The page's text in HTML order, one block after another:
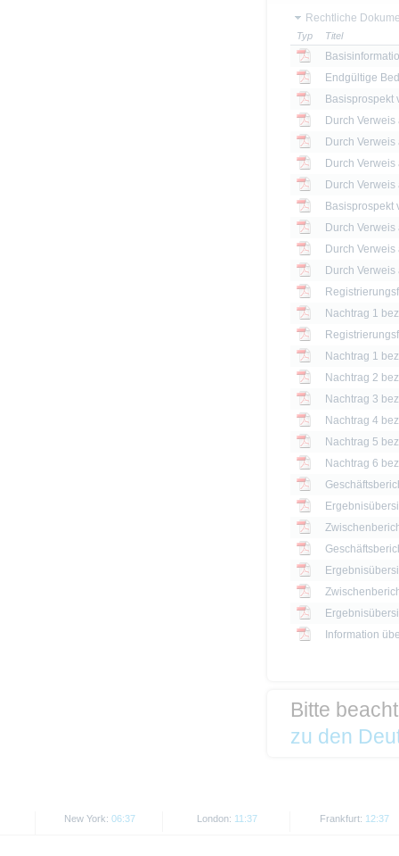
Rechtliche
Typ Titel
Endgültige
Basisprospekt
Basisprospekt
Nachtrag 1
Nachtrag 1
Nachtrag 2
Nachtrag 3
Nachtrag 4
Nachtrag 5
Nachtrag 6
Information
Bitte
zu den
New York: 06:37 London: 11:37 Frankfurt: 12:37